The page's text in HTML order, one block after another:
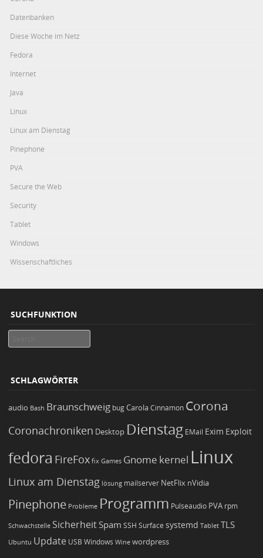
Datenbanken
Diese Woche im Netz
Fedora
Internet
Java
Linux
Linux am Dienstag
Pinephone
PVA
Secure the Web
Security
Tablet
Windows
Wissenschaftliches
SUCHFUNKTION
SCHLAGWÖRTER
audio Bash Braunschweig bugCarola Cinnamon Corona
Coronachroniken Desktop Dienstag EMail Exim Exploit
fedora FireFox fix Games Gnome kernel Linux
Linux am Dienstag lösung mailserver NetFlix nVidia
Pinephone Probleme Programm Pulseaudio PVA rpm
Schwachstelle Sicherheit Spam SSH Surface systemd Tablet TLS
Ubuntu Update USB Windows Wine wordpress